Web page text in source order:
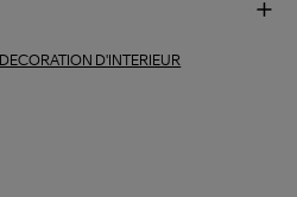
DECORATION D'INTERIEUR